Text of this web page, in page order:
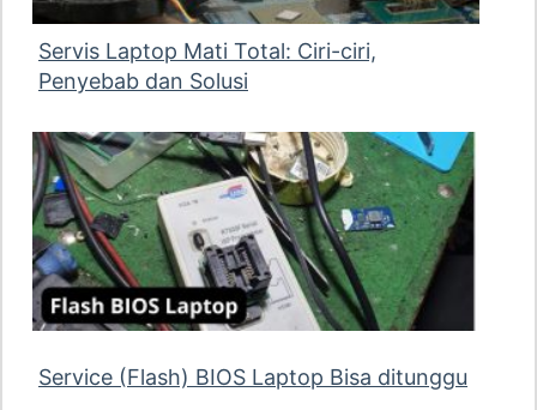
Servis Laptop Mati Total: Ciri-ciri,
Penyebab dan Solusi
Service (Flash) BIOS Laptop Bisa ditunggu